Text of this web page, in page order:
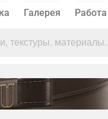
Галерея Работа